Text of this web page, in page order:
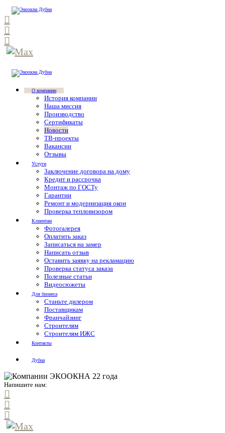
О компании
История компании
Наша миссия
Производство
Сертификаты
Новости
ТВ-проекты
Вакансии
Отзывы
Услуги
Заключение договора на дому
Кредит и рассрочка
Монтаж по ГОСТу
Гарантии
Ремонт и модернизация окон
Проверка тепловизором
Клиентам
Фотогалерея
Оплатить заказ
Записаться на замер
Написать отзыв
Оставить заявку на рекламацию
Проверка статуса заказа
Полезные статьи
Видеосюжеты
Для бизнеса
Станьте дилером
Поставщикам
Франчайзинг
Строителям
Строителям ИЖС
Контакты
Дубна
Напишите нам: